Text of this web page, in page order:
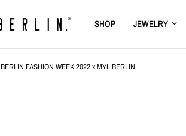
SHOP JEWELRY
BERLIN FASHION WEEK 2022 x MYL BERLIN